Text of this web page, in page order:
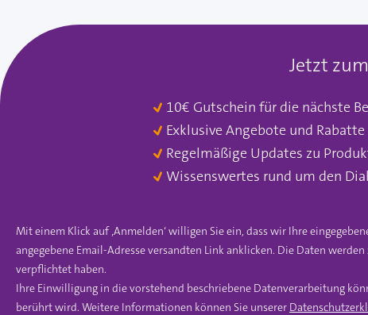
Jetzt
10€ Gutschein für die nächste
Exklusive Angebote und Rabatte
Regelmäßige Updates zu
Wissenswertes rund um den
Mit einem Klick auf ‚Anmelden‘ willigen Sie ein, dass wir Ihre
angegebene Email-Adresse versandten Link anklicken. Die Daten
verpflichtet haben.
Ihre Einwilligung in die vorstehend beschriebene Datenverarbeitung
berührt wird. Weitere Informationen können Sie unserer